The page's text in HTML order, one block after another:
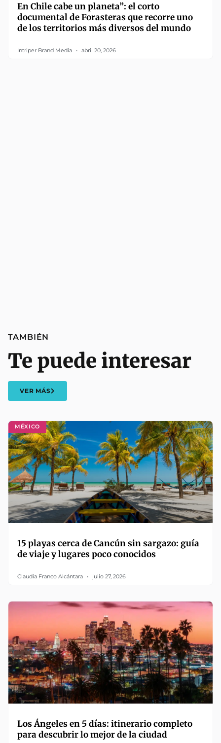
En Chile cabe un planeta”: el corto
documental de Forasteras que recorre uno
de los territorios más diversos del mundo
Intriper Brand Media abril 20, 2026
MÉXICO
15 playas cerca de Cancún sin sargazo: guía
de viaje y lugares poco conocidos
Claudia Franco Alcántara julio 27, 2026
Los Ángeles en 5 días: itinerario completo
para descubrir lo mejor de la ciudad
TAMBIÉN
Te puede interesar
VER MÁS